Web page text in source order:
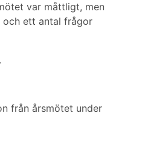
var måttligt, men
och ett antal frågor
från årsmötet under